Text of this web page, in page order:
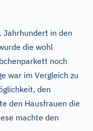
in den
die wohl
noch
war im Vergleich zu
den
den Hausfrauen die
machte den